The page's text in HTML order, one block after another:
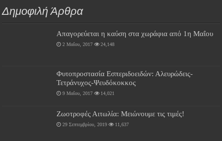
Δημοφιλή Άρθρα
Απαγορεύεται η καύση στα χωράφια από 1η Μαΐου
2 Μαΐου, 2017 24,148
Φυτοπροστασία Εσπεριδοειδών: Αλευρώδεις-
Τετράνυχος-Ψευδόκοκκος
9 Μαΐου, 2017 14,021
Ζωοτροφές Αιτωλία: Μειώνουμε τις τιμές!
29 Σεπτεμβρίου, 2019 11,637